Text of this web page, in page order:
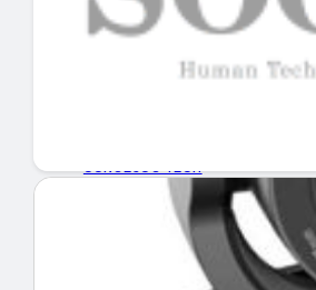
EMPRESAS
GUÍA DE COMPRA
MERCADOS Y TENDENCIAS